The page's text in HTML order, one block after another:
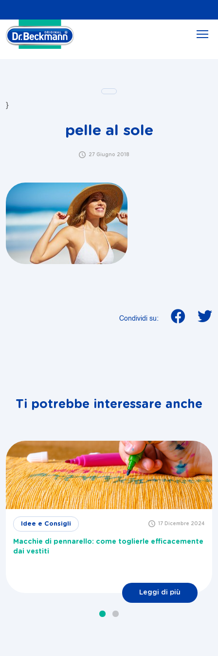
}
pelle al sole
27 Giugno 2018
Condividi su:
Ti potrebbe interessare anche
Idee e Consigli 17 Dicembre 2024
Macchie di pennarello: come toglierle efficacemente
dai vestiti
Leggi di più